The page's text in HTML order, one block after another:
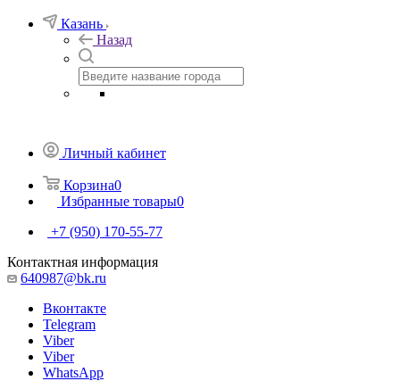
Казань
Назад
Личный кабинет
Корзина0
Избранные товары0
+7 (950) 170-55-77
Контактная информация
640987@bk.ru
Вконтакте
Telegram
Viber
Viber
WhatsApp